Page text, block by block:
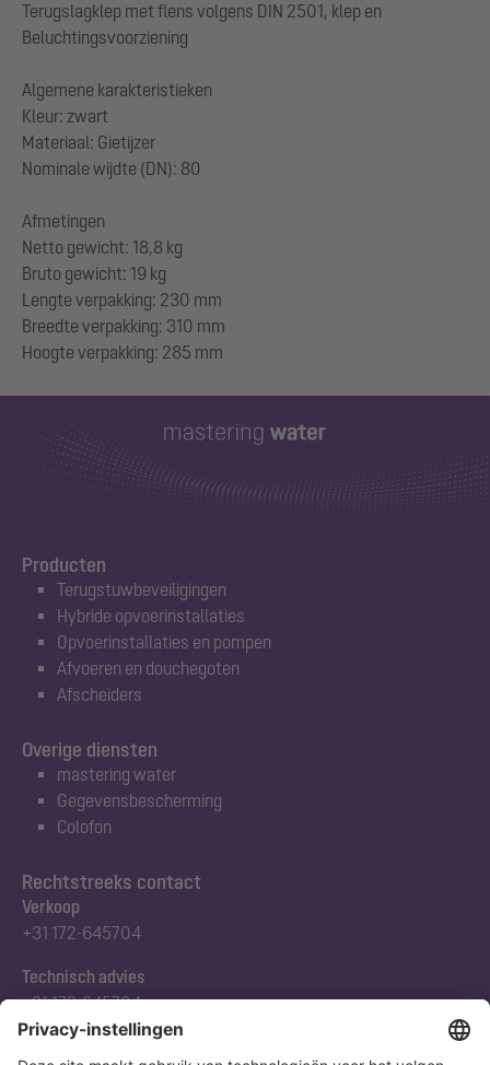
Terugslagklep met flens volgens DIN 2501, klep en
Beluchtingsvoorziening
Algemene karakteristieken
Kleur: zwart
Materiaal: Gietijzer
Nominale wijdte (DN): 80
Afmetingen
Netto gewicht: 18,8 kg
Bruto gewicht: 19 kg
Lengte verpakking: 230 mm
Breedte verpakking: 310 mm
Producten
Terugstuwbeveiligingen
Hybride opvoerinstallaties
Opvoerinstallaties en pompen
Afvoeren en douchegoten
Afscheiders
Rechtstreeks contact
Verkoop
+31 172-645704
Technisch advies
+31 172-645704
Overige diensten
mastering water
Gegevensbescherming
Colofon